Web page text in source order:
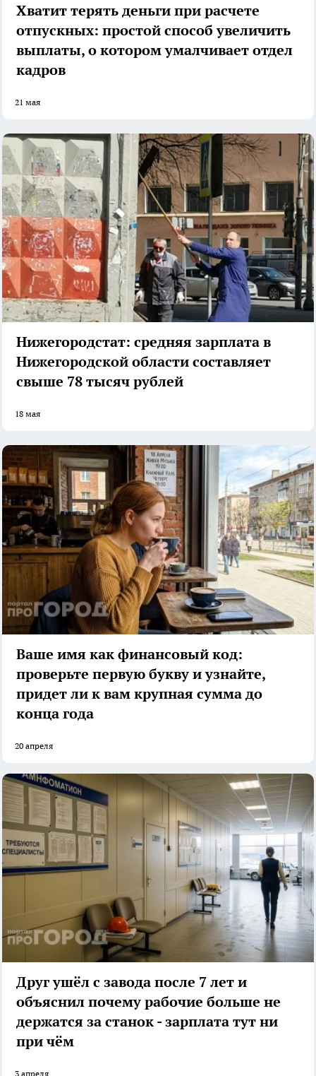
Хватит терять деньги при расчете
отпускных: простой способ увеличить
выплаты, о котором умалчивает отдел
кадров
21 мая
Нижегородстат: средняя зарплата в
Нижегородской области составляет
свыше 78 тысяч рублей
18 мая
Ваше имя как финансовый код:
проверьте первую букву и узнайте,
придет ли к вам крупная сумма до
конца года
20 апреля
Друг ушёл с завода после 7 лет и
объяснил почему рабочие больше не
держатся за станок - зарплата тут ни
при чём
3 апреля